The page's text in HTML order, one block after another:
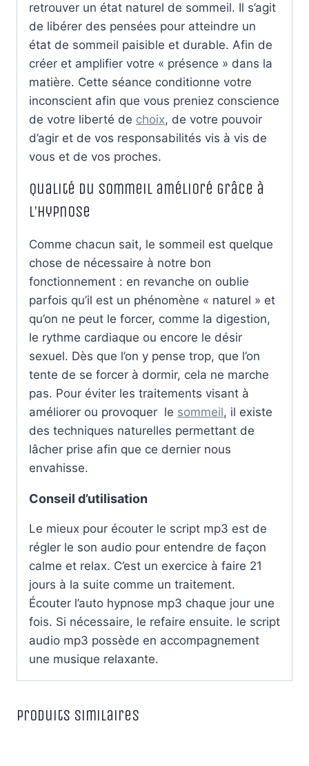
retrouver un état naturel de sommeil. Il s’agit
de libérer des pensées pour atteindre un
état de sommeil paisible et durable. Afin de
créer et amplifier votre « présence » dans la
matière. Cette séance conditionne votre
inconscient afin que vous preniez conscience
de votre liberté de choix, de votre pouvoir
d’agir et de vos responsabilités vis à vis de
vous et de vos proches.
Qualité du sommeil amélioré grâce à
l’hypnose
Comme chacun sait, le sommeil est quelque
chose de nécessaire à notre bon
fonctionnement : en revanche on oublie
parfois qu’il est un phénomène « naturel » et
qu’on ne peut le forcer, comme la digestion,
le rythme cardiaque ou encore le désir
sexuel. Dès que l’on y pense trop, que l’on
tente de se forcer à dormir, cela ne marche
pas. Pour éviter les traitements visant à
améliorer ou provoquer le sommeil, il existe
des techniques naturelles permettant de
lâcher prise afin que ce dernier nous
envahisse.
Conseil d’utilisation
Le mieux pour écouter le script mp3 est de
régler le son audio pour entendre de façon
calme et relax. C’est un exercice à faire 21
jours à la suite comme un traitement.
Écouter l’auto hypnose mp3 chaque jour une
fois. Si nécessaire, le refaire ensuite. le script
audio mp3 possède en accompagnement
une musique relaxante.
Produits similaires